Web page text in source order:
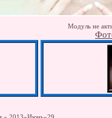
Модуль не